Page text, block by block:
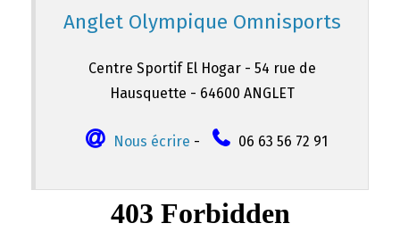
Anglet Olympique Omnisports
Centre Sportif El Hogar - 54 rue de
Hausquette - 64600 ANGLET
Nous écrire - 06 63 56 72 91